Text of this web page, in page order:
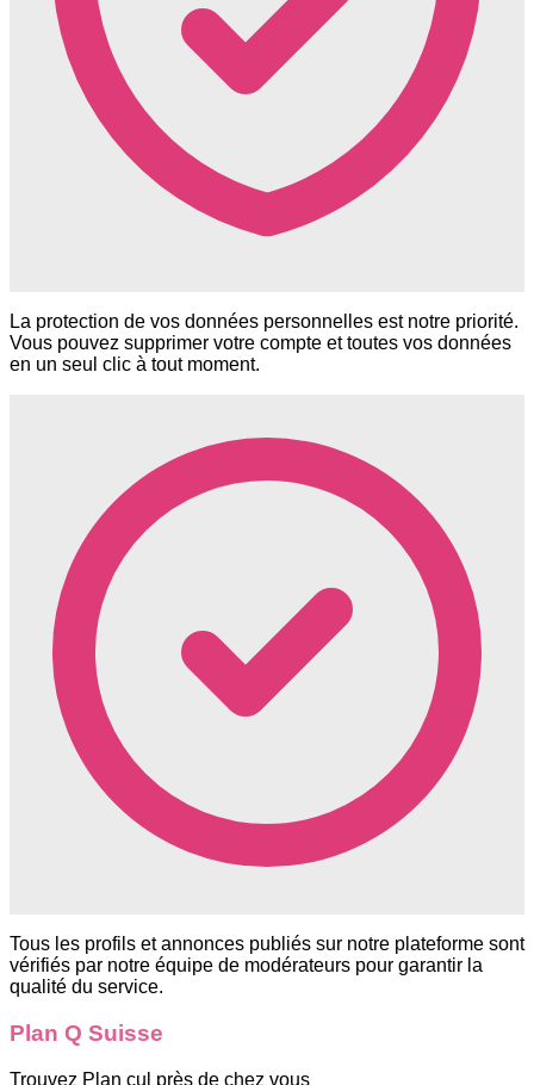
La protection de vos données personnelles est notre priorité.
Vous pouvez supprimer votre compte et toutes vos données
en un seul clic à tout moment.
Tous les profils et annonces publiés sur notre plateforme sont
vérifiés par notre équipe de modérateurs pour garantir la
qualité du service.
Plan Q Suisse
Trouvez Plan cul près de chez vous